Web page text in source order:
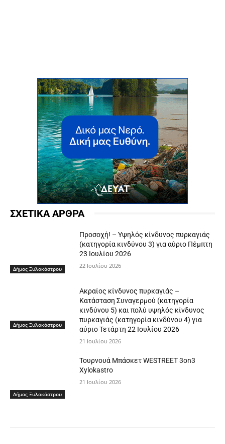
ΣΧΕΤΙΚΑ ΑΡΘΡΑ
Δήμος Ξυλοκάστρου
Προσοχή! – Υψηλός κίνδυνος πυρκαγιάς
(κατηγορία κινδύνου 3) για αύριο Πέμπτη
23 Ιουλίου 2026
22 Ιουλίου 2026
Δήμος Ξυλοκάστρου
Ακραίος κίνδυνος πυρκαγιάς –
Κατάσταση Συναγερμού (κατηγορία
κινδύνου 5) και πολύ υψηλός κίνδυνος
πυρκαγιάς (κατηγορία κινδύνου 4) για
αύριο Τετάρτη 22 Ιουλίου 2026
21 Ιουλίου 2026
Δήμος Ξυλοκάστρου
Τουρνουά Μπάσκετ WESTREET 3on3
Xylokastro
21 Ιουλίου 2026